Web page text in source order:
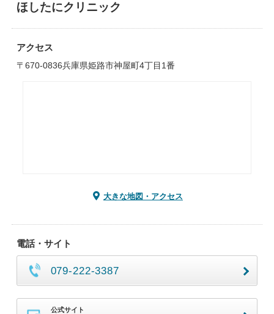
ほしたにクリニック
アクセス
〒670-0836兵庫県姫路市神屋町4丁目1番
大きな地図・アクセス
電話・サイト
079-222-3387
公式サイト